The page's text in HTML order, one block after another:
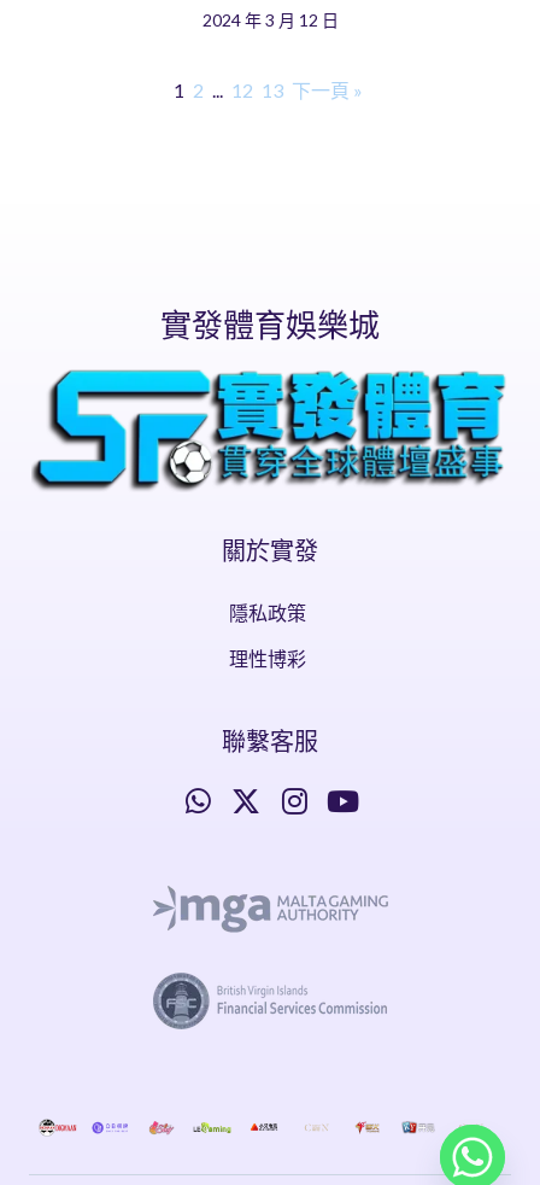
2024 年 3 月 12 日
1 2 ... 12 13 下一頁 »
實發體育娛樂城
關於實發
隱私政策
理性博彩
聯繫客服